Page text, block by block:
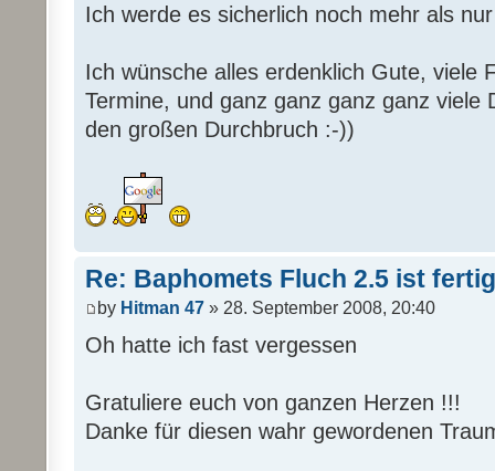
Ich werde es sicherlich noch mehr als
Ich wünsche alles erdenklich Gute, viele
Termine, und ganz ganz ganz ganz viele
den großen Durchbruch :-))
Re: Baphomets Fluch 2.5 ist fertig
by Hitman 47 » 28. September 2008, 20:40
Oh hatte ich fast vergessen
Gratuliere euch von ganzen Herzen !!!
Danke für diesen wahr gewordenen